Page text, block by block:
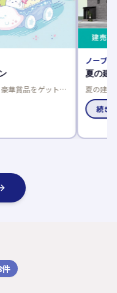
華賞品をゲットし
サイトと賞品お届
ノーブ
夏の建
夏の建
談でさ
で、家電
続き
件